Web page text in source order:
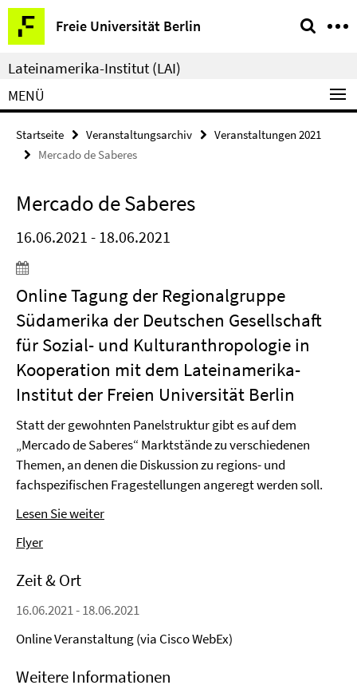
Springe
direkt
zu
Inhalt
Freie Universität Berlin
Service-
Navigation
Lateinamerika-Institut (LAI)
MENÜ
Startseite Veranstaltungsarchiv
Veranstaltungen 2021
Mercado de Saberes
Mercado de Saberes
16.06.2021 - 18.06.2021
Online Tagung der Regionalgruppe
Südamerika der Deutschen Gesellschaft
für Sozial- und Kulturanthropologie in
Kooperation mit dem Lateinamerika-
Institut der Freien Universität Berlin
Statt der gewohnten Panelstruktur gibt es auf dem
„Mercado de Saberes“ Marktstände zu verschiedenen
Themen, an denen die Diskussion zu regions- und
fachspezifischen Fragestellungen angeregt werden soll.
Lesen Sie weiter
Flyer
Zeit & Ort
16.06.2021 - 18.06.2021
Online Veranstaltung (via Cisco WebEx)
Weitere Informationen